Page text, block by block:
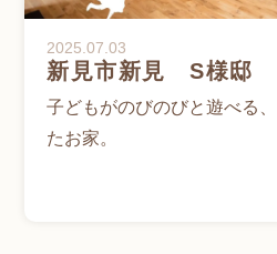
2025.07.03
新見市新見 S様邸
子どもがのびのびと遊べる
たお家。